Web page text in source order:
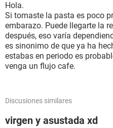
Hola.
Si tomaste la pasta es poco
embarazo. Puede llegarte la
después, eso varía
es sinonimo de que ya ha
estabas en periodo es
venga un flujo cafe.
Discusiones similares
virgen y asustada xd